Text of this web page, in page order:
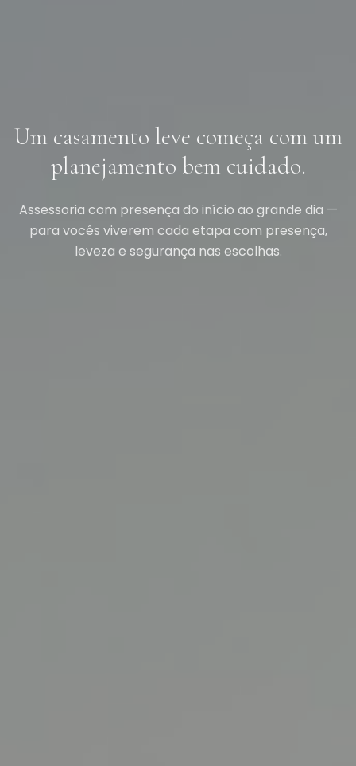
Um casamento leve começa com um
planejamento bem cuidado.
Assessoria com presença do início ao grande dia —
para vocês viverem cada etapa com presença,
leveza e segurança nas escolhas.